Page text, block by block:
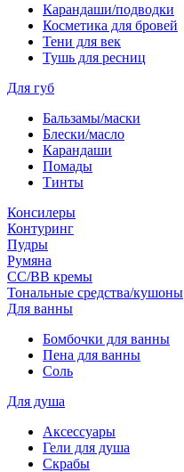
Карандаши/подводки
Косметика для бровей
Тени для век
Тушь для ресниц
Для губ
Бальзамы/маски
Блески/масло
Карандаши
Помады
Тинты
Консилеры
Контуринг
Пудры
Румяна
СС/ВВ кремы
Тональные средства/кушоны
Для ванны
Бомбочки для ванны
Пена для ванны
Соль
Для душа
Аксессуары
Гели для душа
Скрабы